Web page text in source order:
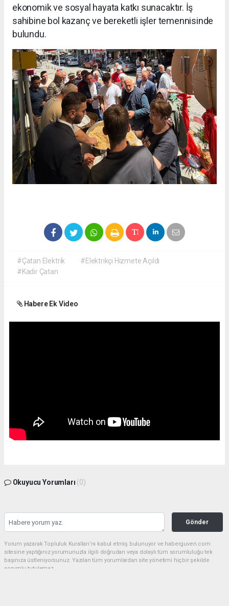
ekonomik ve sosyal hayata katkı sunacaktır. İş
sahibine bol kazanç ve bereketli işler temennisinde
bulundu.
#Çatan Elektrik
#Elektrikçi Hizmete Açıldı
#Kadir Çatan
Habere Ek Video
Okuyucu Yorumları (0)
Gönder
Yorum yazarak Topluluk Kuralları’nı kabul etmiş bulunuyor ve haberguven.com
sitesine yaptığınız yorumunuzla ilgili doğrudan veya dolaylı tüm sorumluluğu tek
başınıza üstleniyorsunuz. Yazılan tüm yorumlardan site yönetimi hiçbir şekilde
sorumlu tutulamaz.